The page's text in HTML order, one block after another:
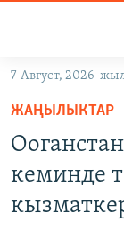
Навигацияга
өтүңүз
Издөөгө
салыңыз
7-Август, 2026-
ЖАҢЫЛЫКТАР
кеминде